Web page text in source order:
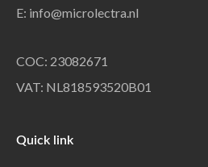
E: info@microlectra.nl
COC: 23082671
VAT: NL818593520B01
Quick link